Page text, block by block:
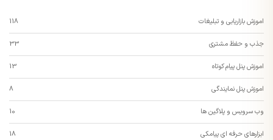
اموزش بازاریابی و تبلیغات 118
جذب و حفظ مشتری 33
اموزش پنل پیام کوتاه 13
اموزش پنل نمایندگی 8
وب سرویس و پلاگین ها 10
ابزارهای حرفه ای پیامکی 18